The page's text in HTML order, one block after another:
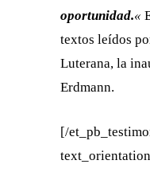
oportunidad.«
textos leídos
Luterana, la
Erdmann.
[/